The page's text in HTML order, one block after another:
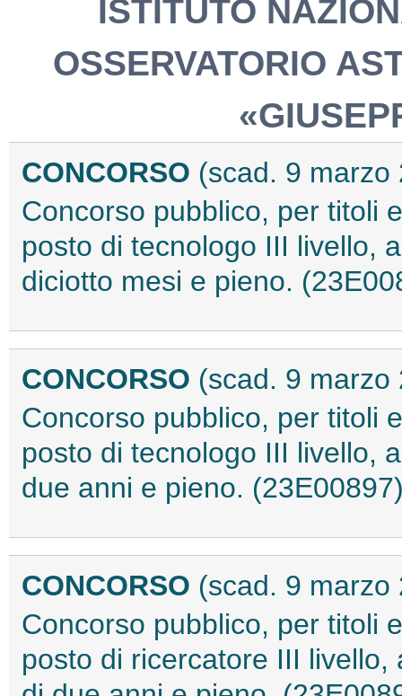
ISTITUTO
OSSERVATORIO
CONCORSO (scad. 9 marzo
Concorso pubblico, per titoli
posto di tecnologo III livello,
diciotto mesi e pieno.
CONCORSO (scad. 9 marzo
Concorso pubblico, per titoli
posto di tecnologo III livello,
due anni e pieno.
CONCORSO (scad. 9 marzo
Concorso pubblico, per titoli
posto di ricercatore III